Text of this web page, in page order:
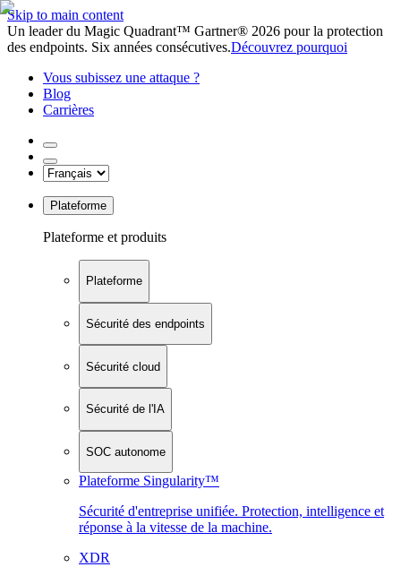
Skip to main content
Un leader du Magic Quadrant™ Gartner® 2026 pour la protection
des endpoints. Six années consécutives.Découvrez pourquoi
Vous subissez une attaque ?
Blog
Carrières
Plateforme
Plateforme et produits
Plateforme
Sécurité des endpoints
Sécurité cloud
Sécurité de l'IA
SOC autonome
Plateforme Singularity™
Sécurité d'entreprise unifiée. Protection, intelligence et
réponse à la vitesse de la machine.
XDR